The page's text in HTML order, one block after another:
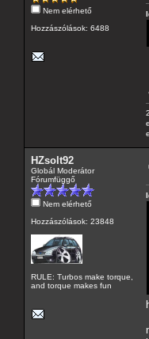
Nem elérhető
Hozzászólások: 6488
HZsolt92
Globál Moderátor
Fórumfüggő
Nem elérhető
Hozzászólások: 23848
RULE: Turbos make torque,
and torque makes fun